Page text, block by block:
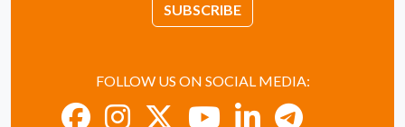
SUBSCRIBE
FOLLOW US ON SOCIAL MEDIA: